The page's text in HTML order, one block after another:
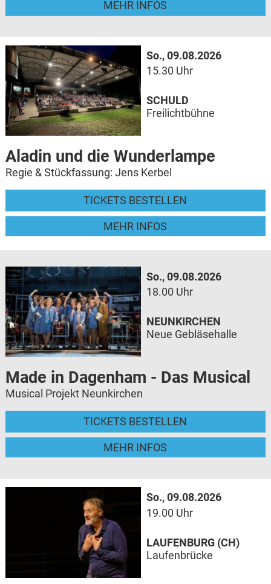
MEHR INFOS
So., 09.08.2026
15.30 Uhr
Aladin und die Wunderlampe
Regie & Stückfassung: Jens Kerbel
TICKETS BESTELLEN
MEHR INFOS
SCHULD
Freilichtbühne
So., 09.08.2026
18.00 Uhr
Made in Dagenham - Das Musical
Musical Projekt Neunkirchen
TICKETS BESTELLEN
MEHR INFOS
NEUNKIRCHEN
Neue Gebläsehalle
So., 09.08.2026
19.00 Uhr
LAUFENBURG (CH)
Laufenbrücke